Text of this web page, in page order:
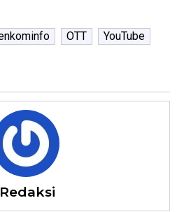
OTT YouTube
Redaksi